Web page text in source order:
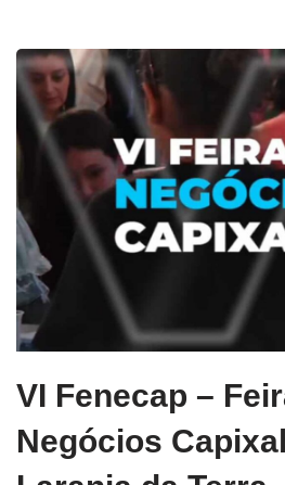
VI Fenecap –
Negócios